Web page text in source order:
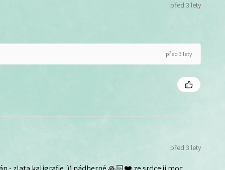
před 3 lety
před 3 lety
před 3 lety